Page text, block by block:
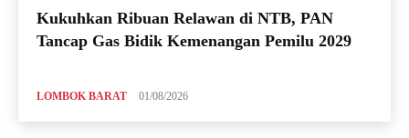
Kukuhkan Ribuan Relawan di NTB, PAN
Tancap Gas Bidik Kemenangan Pemilu 2029
LOMBOK BARAT 01/08/2026